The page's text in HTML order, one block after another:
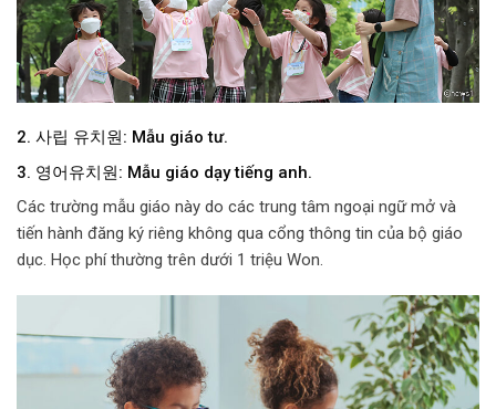
2. 사립 유치원: Mẫu giáo tư.
3. 영어유치원: Mẫu giáo dạy tiếng anh.
Các trường mẫu giáo này do các trung tâm ngoại ngữ mở và
tiến hành đăng ký riêng không qua cổng thông tin của bộ giáo
dục. Học phí thường trên dưới 1 triệu Won.